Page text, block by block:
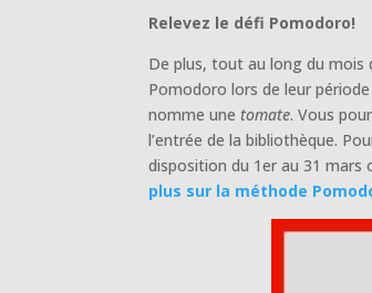
Relevez le défi Pomodoro!
De plus, tout au long du mois
Pomodoro lors de leur
nomme une tomate. Vous
l’entrée de la bibliothèque.
disposition du 1er au 31 mars
plus sur la méthode